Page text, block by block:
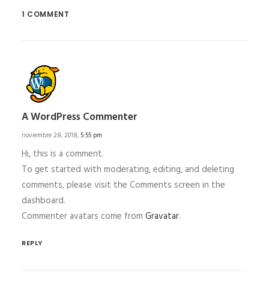
1 COMMENT
A WordPress Commenter
noviembre 28, 2018,5:55 pm
Hi, this is a comment.
To get started with moderating, editing, and deleting
comments, please visit the Comments screen in the
dashboard.
Commenter avatars come from Gravatar.
REPLY